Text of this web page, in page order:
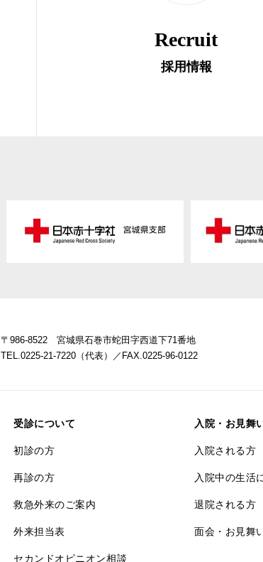
Recruit
採用情報
〒986-8522 宮城県石巻市蛇田字西道下71番地
TEL.0225-21-7220（代表）
／FAX.0225-96-0122
受診について
初診の方
再診の方
救急外来のご案内
外来担当表
セカンドオピニオン相談
入院・お見舞
入院される方
入院中の生活
退院される方
面会・お見舞